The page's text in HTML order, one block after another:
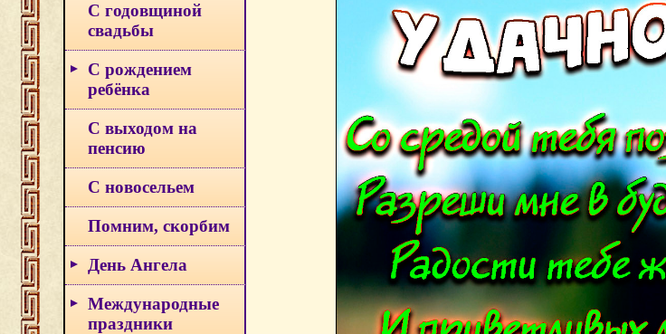
С годовщиной
свадьбы
С рождением
ребёнка
С выходом на
пенсию
С новосельем
Помним, скорбим
День Ангела
Международные
праздники